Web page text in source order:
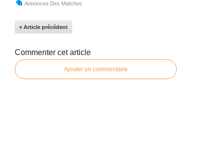
Annonces Des Matches
« Article précédent
Commenter cet article
Ajouter un commentaire